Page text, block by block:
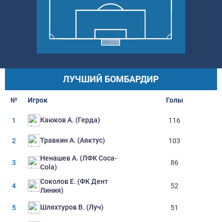
ЛУЧШИЙ БОМБАРДИР
№ Игрок Голы
1 Каюков А. (Герда) 116
2 Травкин А. (Аяктус) 103
3
Ненашев А. (ЛФК Coca-
Cola)
86
4
Соколов Е. (ФК Дент
Линия)
52
5 Шляхтуров В. (Луч) 51